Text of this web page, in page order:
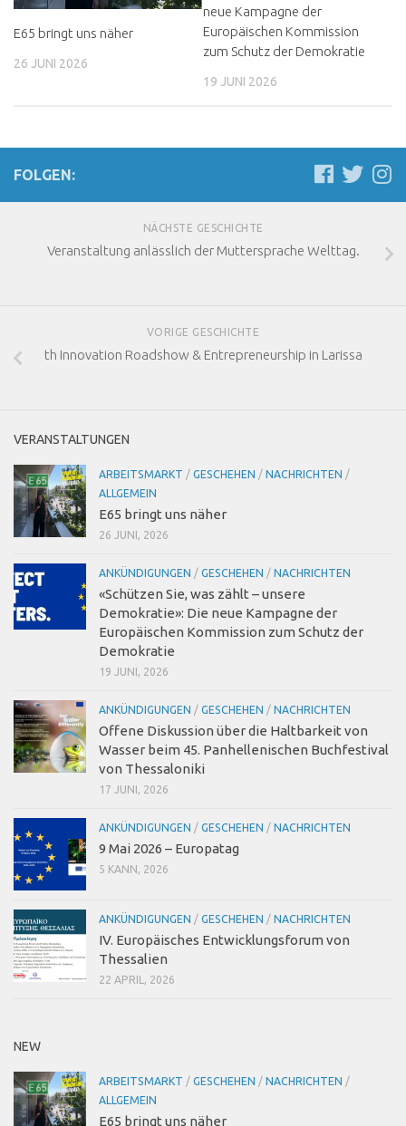
E65 bringt uns näher
26 JUNI 2026
neue Kampagne der
Europäischen Kommission
zum Schutz der Demokratie
19 JUNI 2026
FOLGEN:
NÄCHSTE GESCHICHTE
Veranstaltung anlässlich der Muttersprache Welttag.
VORIGE GESCHICHTE
th Innovation Roadshow & Entrepreneurship in Larissa
VERANSTALTUNGEN
ARBEITSMARKT / GESCHEHEN / NACHRICHTEN /
ALLGEMEIN
E65 bringt uns näher
26 JUNI, 2026
ANKÜNDIGUNGEN / GESCHEHEN / NACHRICHTEN
«Schützen Sie, was zählt – unsere
Demokratie»: Die neue Kampagne der
Europäischen Kommission zum Schutz der
Demokratie
19 JUNI, 2026
ANKÜNDIGUNGEN / GESCHEHEN / NACHRICHTEN
Offene Diskussion über die Haltbarkeit von
Wasser beim 45. Panhellenischen Buchfestival
von Thessaloniki
17 JUNI, 2026
ANKÜNDIGUNGEN / GESCHEHEN / NACHRICHTEN
9 Mai 2026 – Europatag
5 KANN, 2026
ANKÜNDIGUNGEN / GESCHEHEN / NACHRICHTEN
IV. Europäisches Entwicklungsforum von
Thessalien
22 APRIL, 2026
NEW
ARBEITSMARKT / GESCHEHEN / NACHRICHTEN /
ALLGEMEIN
E65 bringt uns näher